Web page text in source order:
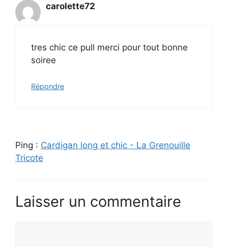
carolette72
tres chic ce pull merci pour tout bonne
soiree
Répondre
Ping : Cardigan long et chic - La Grenouille
Tricote
Laisser un commentaire